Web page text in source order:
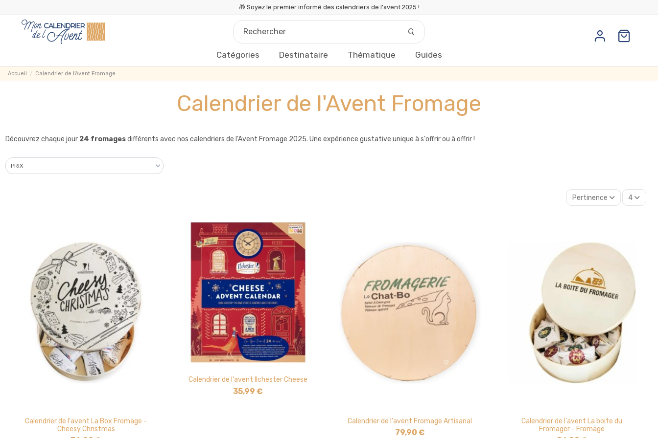
🎁 Soyez le premier informé des calendriers de l'avent 2025 !
Catégories Destinataire Thématique Guides
Accueil Calendrier de l'Avent Fromage
Calendrier de l'Avent Fromage
Découvrez chaque jour 24 fromagesdifférents avec nos calendriers de l'Avent Fromage 2025. Une expérience gustative unique à s'offrir ou à offrir !
PRIX
Pertinence 4
Calendrier de l'avent La Box Fromage -
Cheesy Christmas
Calendrier de l'avent Ilchester Cheese
35,99 €
Calendrier de l'avent Fromage Artisanal
79,90 €
Calendrier de l'avent La boite du
Fromager - Fromage